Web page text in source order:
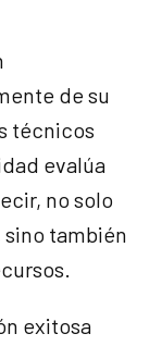
de su
técnicos
evalúa
no solo
sino también
exitosa